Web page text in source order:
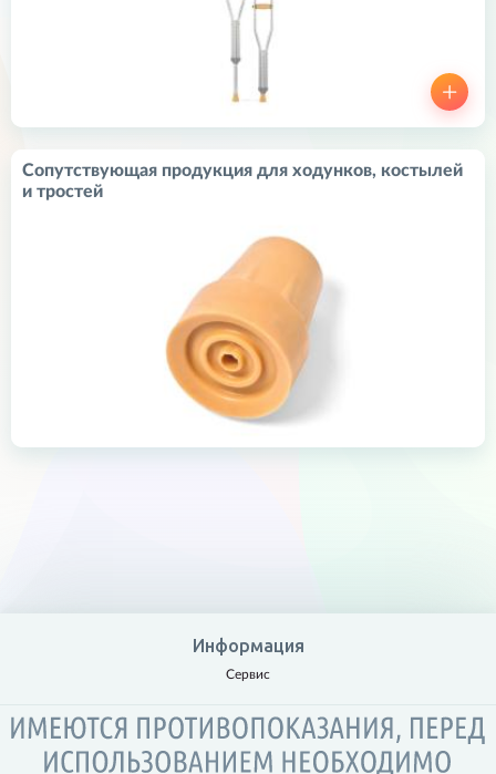
Сопутствующая продукция для ходунков, костылей
и тростей
Информация
Сервис